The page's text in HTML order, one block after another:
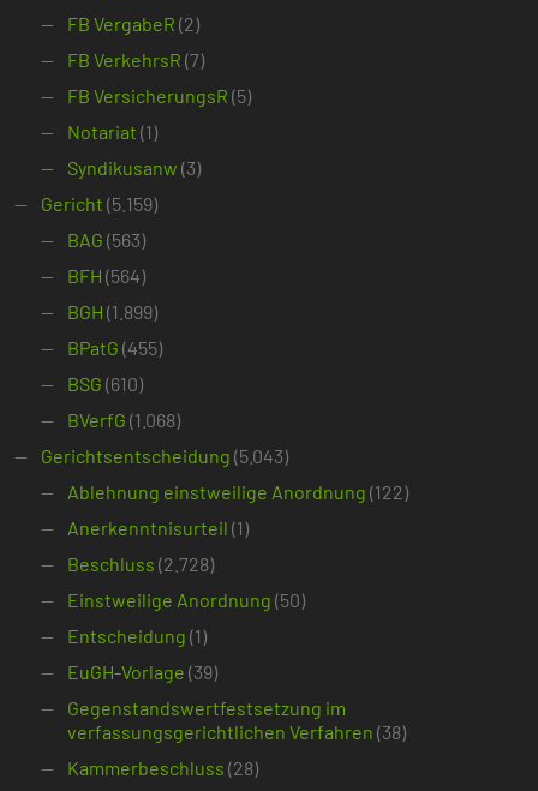
FB VergabeR (2)
FB VerkehrsR (7)
FB VersicherungsR (5)
Notariat (1)
Syndikusanw (3)
Gericht (5.159)
BAG (563)
BFH (564)
BGH (1.899)
BPatG (455)
BSG (610)
BVerfG (1.068)
Gerichtsentscheidung (5.043)
Ablehnung einstweilige Anordnung (122)
Anerkenntnisurteil (1)
Beschluss (2.728)
Einstweilige Anordnung (50)
Entscheidung (1)
EuGH-Vorlage (39)
Gegenstandswertfestsetzung im
verfassungsgerichtlichen Verfahren (38)
Kammerbeschluss (28)